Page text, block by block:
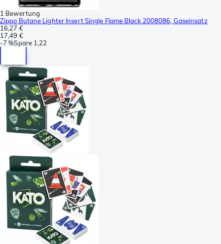
1 Bewertung
Zippo Butane Lighter Insert Single Flame Black 2008086, Gaseinsatz
16,27 €
17,49 €
-7 %Spare 1,22